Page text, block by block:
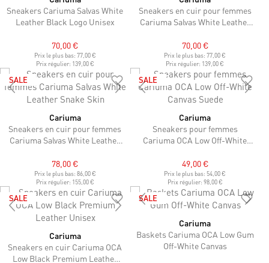
Sneakers Cariuma Salvas White
Leather Black Logo Unisex
70,00 €
Prix le plus bas: 77,00 €
Prix régulier: 139,00 €
Sneakers en cuir pour femmes
Cariuma Salvas White Leather
70,00 €
Prix le plus bas:77,00 €
Prix régulier: 139,00 €
SALE
Cariuma
Sneakers en cuir pour femmes
Cariuma Salvas White Leather
78,00 €
Prix le plus bas: 86,00 €
Prix régulier: 155,00 €
SALE
Cariuma
Sneakers pour femmes
Cariuma OCA Low Off-White
49,00 €
Prix le plus bas: 54,00 €
Prix régulier: 98,00 €
SALE
Cariuma
Sneakers en cuir Cariuma OCA
Low Black Premium Leather
SALE
Cariuma
Baskets Cariuma OCA Low Gum
Off-White Canvas